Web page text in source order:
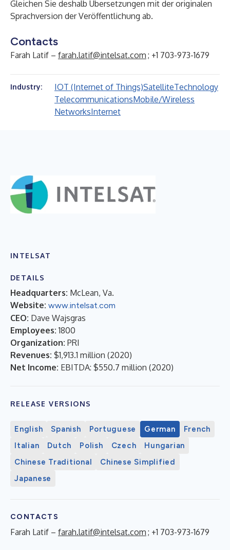
Gleichen Sie deshalb Übersetzungen mit der originalen
Sprachversion der Veröffentlichung ab.
Contacts
Farah Latif – farah.latif@intelsat.com ; +1 703-973-1679
Industry: IOT (Internet of Things)SatelliteTechnology
TelecommunicationsMobile/Wireless
NetworksInternet
INTELSAT
DETAILS
Headquarters: McLean, Va.
Website: www.intelsat.com
CEO: Dave Wajsgras
Employees: 1800
Organization: PRI
Revenues: $1,913.1 million (2020)
Net Income: EBITDA: $550.7 million (2020)
RELEASE VERSIONS
English Spanish Portuguese German
French
Italian
Dutch Polish Czech
Hungarian
Chinese Traditional
Chinese Simplified
Japanese
CONTACTS
Farah Latif – farah.latif@intelsat.com ; +1 703-973-1679